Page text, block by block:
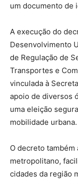
um documento de
A execução do
Desenvolvimento
de Regulação de
Transportes e
vinculada à
apoio de diversos
uma eleição
mobilidade urbana.
O decreto
metropolitano,
cidades da região